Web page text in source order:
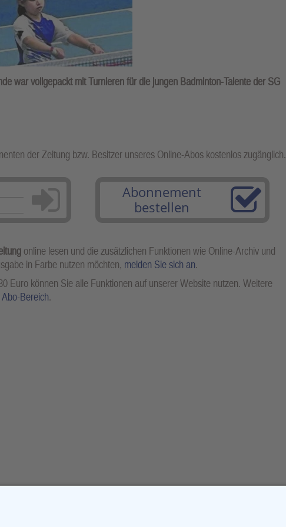
war vollgepackt mit Turnieren für die jungen Badminton-Talente der SG
der Zeitung bzw. Besitzer unseres Online-Abos kostenlos zugänglich.
Anmelden
Abonnement
bestellen
online lesen und die zusätzlichen Funktionen wie Online-Archiv und
in Farbe nutzen möchten, melden Sie sich an.
Euro können Sie alle Funktionen auf unserer Website nutzen. Weitere
Abo-Bereich.